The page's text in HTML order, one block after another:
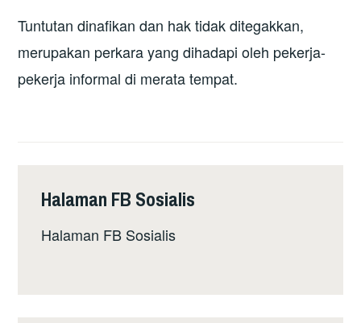
Tuntutan dinafikan dan hak tidak ditegakkan,
merupakan perkara yang dihadapi oleh pekerja-
pekerja informal di merata tempat.
Halaman FB Sosialis
Halaman FB Sosialis